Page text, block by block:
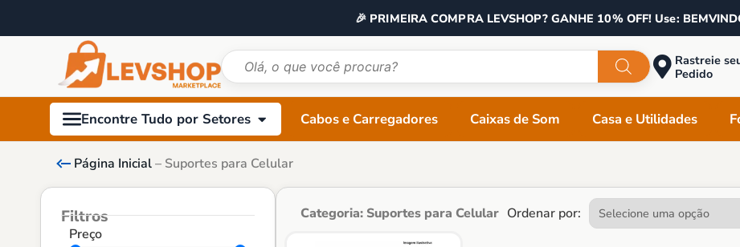
🎉 PRIMEIRA COMPRA LEVSHOP? GANHE 10% OFF! Use:
Rastreie
Pedido
Encontre Tudo por Setores Cabos e Carregadores Caixas de Som Casa e Utilidades
Página Inicial– Suportes para Celular
Filtros
Preço
Categoria: Suportes para Celular Ordenar por: